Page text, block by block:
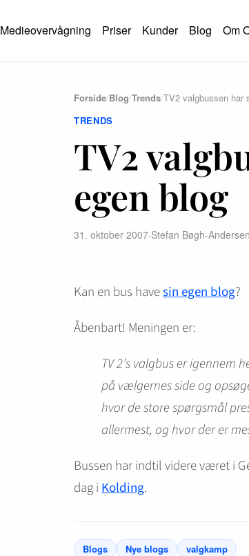
Medieovervågning Priser Kunder Blog Om
Forside/Blog/Trends/TV2 valgbussen har
TRENDS
TV2
egen blog
31. oktober 2007·Stefan Bøgh-Andersen
Kan en bus havesin egen blog?
Åbenbart! Meningen er:
TV 2’s valgbus er igennem
på vælgernes side og
hvor de store spørgsmål
allermest, og hvor der er
Bussen har indtil videre været i
dag iKolding.
Blogs Nye blogs valgkamp